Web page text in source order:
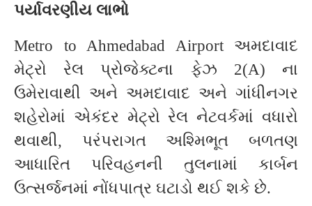
પર્યાવરણીય લાભો
Metro to Ahmedabad Airport અમદાવાદ
મેટ્રો રેલ પ્રોજેક્ટના ફેઝ 2(A) ના
ઉમેરાવાથી અને અમદાવાદ અને ગાંધીનગર
શહેરોમાં એકંદર મેટ્રો રેલ નેટવર્કમાં વધારો
થવાથી, પરંપરાગત અશ્મિભૂત બળતણ
આધારિત પરિવહનની તુલનામાં કાર્બન
ઉત્સર્જનમાં નોંધપાત્ર ઘટાડો થઈ શકે છે.